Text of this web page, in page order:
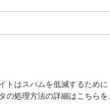
トはスパムを低減するために
の処理方法の詳細はこちら